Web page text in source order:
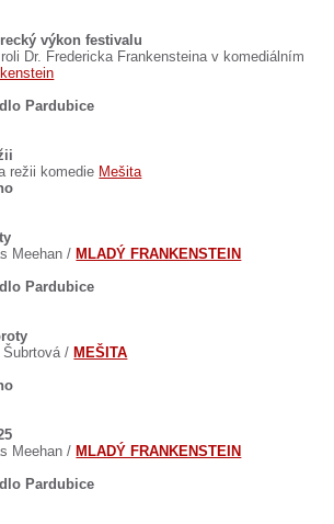
výkon festivalu
Dr. Fredericka Frankensteina v komediálním
Pardubice
režii komedie Mešita
Meehan / MLADÝ FRANKENSTEIN
Pardubice
Šubrtová / MEŠITA
Meehan / MLADÝ FRANKENSTEIN
Pardubice